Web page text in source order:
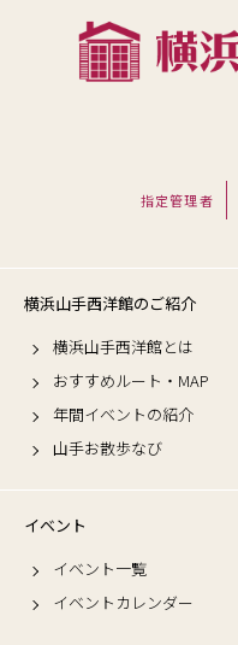
指定管理者
横浜山手西洋館のご紹介
横浜山手西洋館とは
おすすめルート・MAP
年間イベントの紹介
山手お散歩なび
イベント
イベント一覧
イベントカレンダー